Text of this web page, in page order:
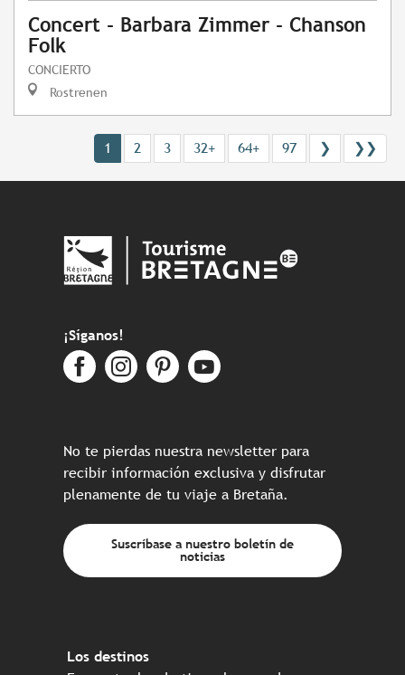
Concert - Barbara Zimmer - Chanson
Folk
CONCIERTO
Rostrenen
1 2 3 32+ 64+ 97 ❯ ❯❯
¡Síganos!
No te pierdas nuestra newsletter para
recibir información exclusiva y disfrutar
plenamente de tu viaje a Bretaña.
Suscríbase a nuestro boletín de
noticias
Los destinos